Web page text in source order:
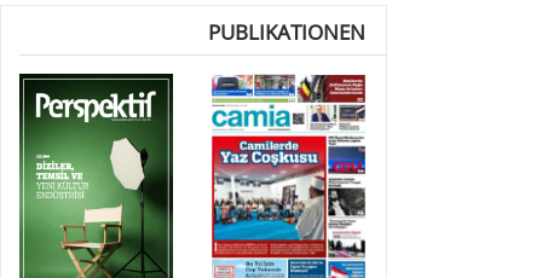
PUBLIKATIONEN